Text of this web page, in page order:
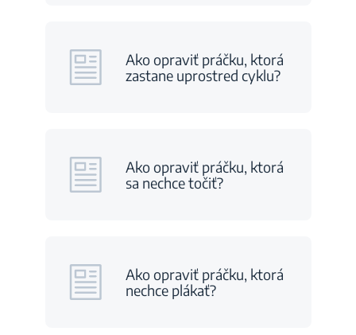
Ako opraviť práčku, ktorá
zastane uprostred cyklu?
Ako opraviť práčku, ktorá
sa nechce točiť?
Ako opraviť práčku, ktorá
nechce plákať?